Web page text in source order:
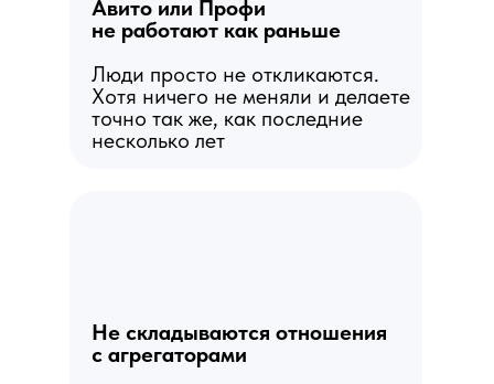
Авито или Профи
не работают как раньше
Люди просто не откликаются.
Хотя ничего не меняли и делаете
точно так же, как последние
несколько лет
Не складываются отношения
с агрегаторами